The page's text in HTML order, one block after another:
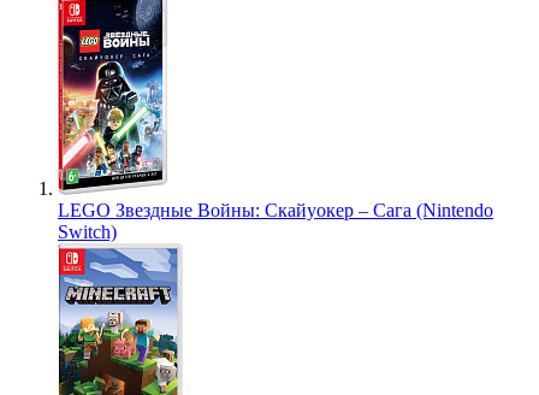
LEGO Звездные Войны: Скайуокер – Сага (Nintendo
Switch)